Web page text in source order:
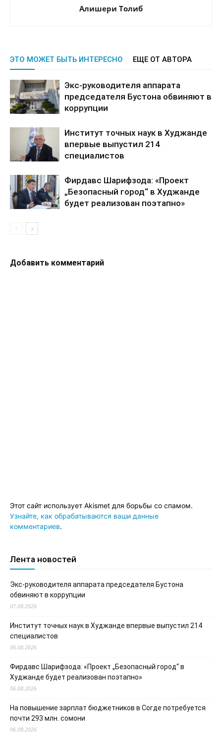
Алишери Толиб
ЭТО МОЖЕТ БЫТЬ ИНТЕРЕСНО ЕЩЕ ОТ АВТОРА
Экс-руководителя аппарата
председателя Бустона обвиняют в
коррупции
Институт точных наук в Худжанде
впервые выпустил 214
специалистов
Фирдавс Шарифзода: «Проект
„Безопасный город“ в Худжанде
будет реализован поэтапно»
Добавить комментарий
Этот сайт использует Akismet для борьбы со спамом.
Узнайте, как обрабатываются ваши данные
комментариев.
Лента новостей
Экс-руководителя аппарата председателя Бустона
обвиняют в коррупции
07.08.2026
Институт точных наук в Худжанде впервые выпустил 214
специалистов
06.08.2026
Фирдавс Шарифзода: «Проект „Безопасный город“ в
Худжанде будет реализован поэтапно»
06.08.2026
На повышение зарплат бюджетников в Согде потребуется
почти 293 млн. сомони
06.08.2026